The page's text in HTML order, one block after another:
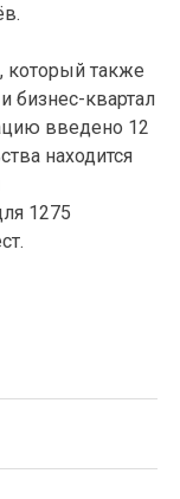
который также
бизнес-квартал
введено 12
находится
1275